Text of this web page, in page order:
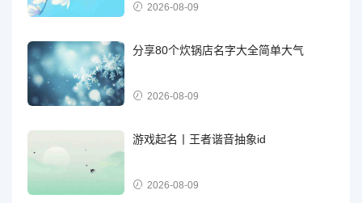
2026-08-09
分享80个炊锅店名字大全简单大气
2026-08-09
游戏起名丨王者谐音抽象id
2026-08-09